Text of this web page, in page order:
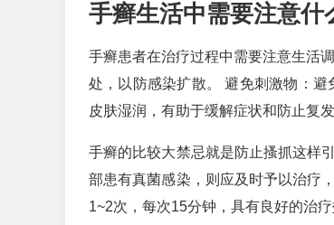
手癣生活中需要注意什
手癣患者在治疗过程中需要注意生活
处，以防感染扩散。 避免刺激物：
皮肤湿润，有助于缓解症状和防止复
手癣的比较大禁忌就是防止搔抓这样
部患有真菌感染，则应及时予以治疗
1~2次，每次15分钟，具有良好的治疗